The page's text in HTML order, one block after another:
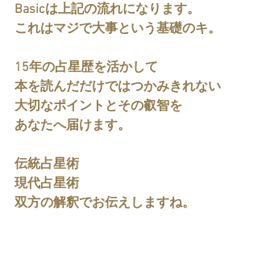
Basicは上記の流れになります。
これはマジで大事という基礎のキ。
15年の占星歴を活かして
本を読んだだけではつかみきれない
大切なポイントとその叡智を
あなたへ届けます。
伝統占星術
現代占星術
双方の解釈でお伝えしますね。